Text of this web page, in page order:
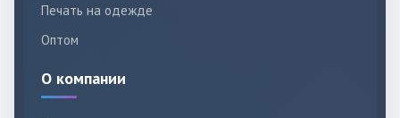
Печать на одежде
Оптом
О компании